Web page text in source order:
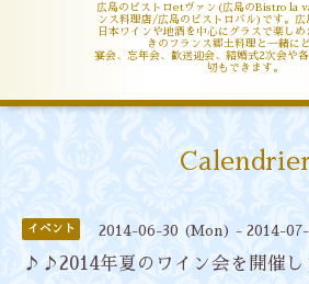
広島のビストロetヴァン(広島のBistro la
ンス料理店/広島のビストロバル)です。広
日本ワインや地酒を中心にグラスで楽し
きのフランス郷土料理と一緒にど
宴会、忘年会、歓送迎会、結婚式2次会や
切もできます。
イベント 2014-06-30 (Mon) - 2014-
♪♪2014年夏のワイン会を開催